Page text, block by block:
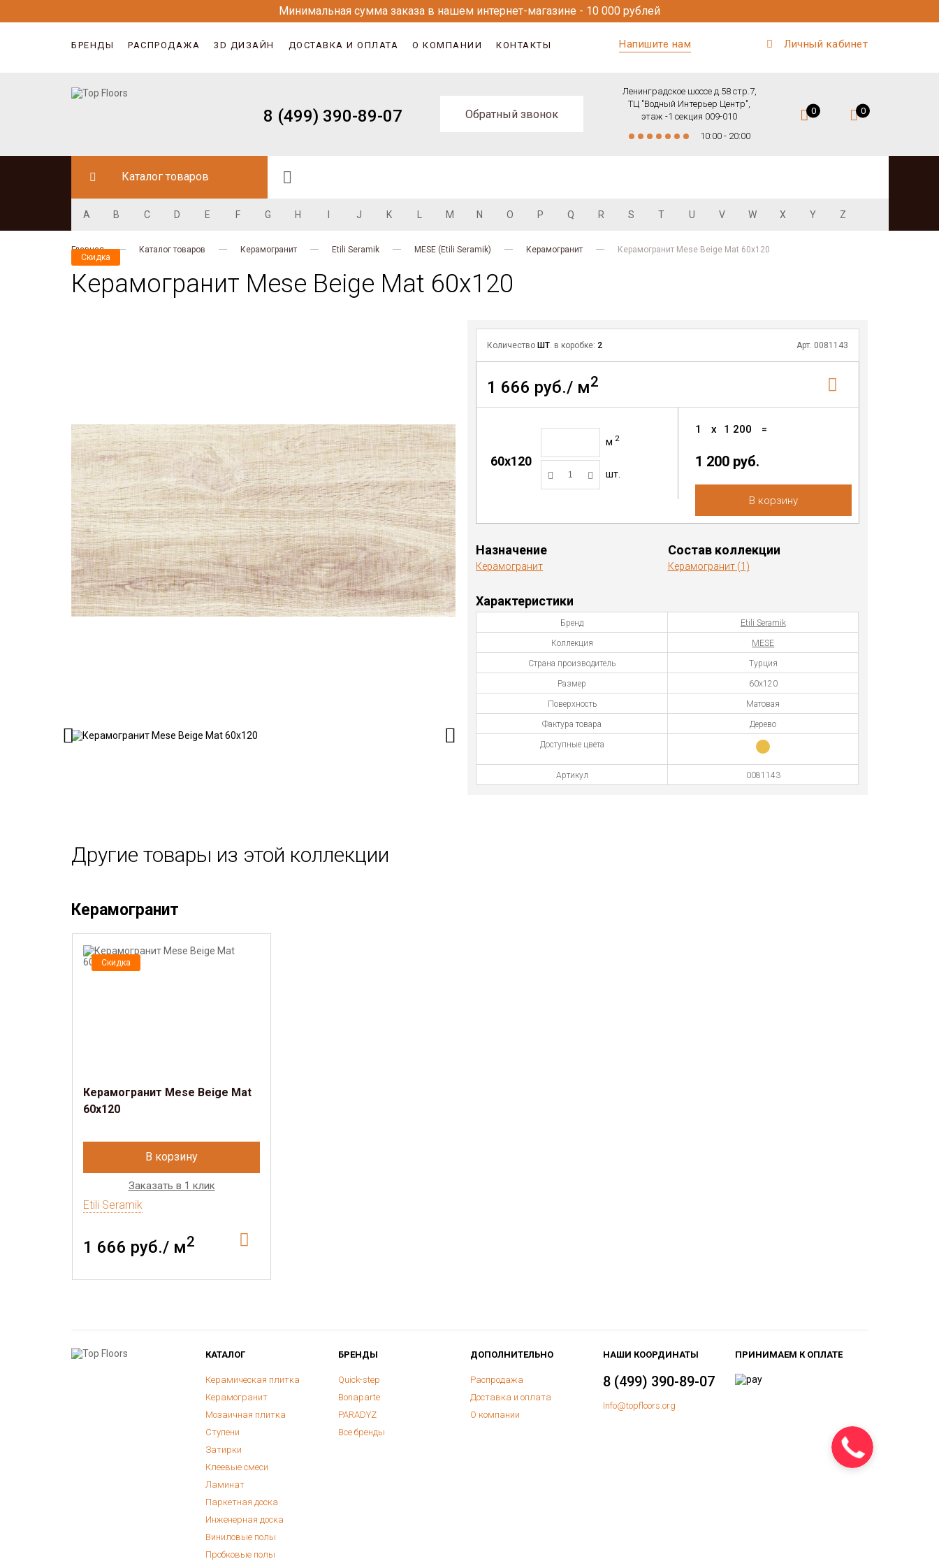
Минимальная сумма заказа в нашем интернет-магазине - 10 000 рублей
БРЕНДЫ РАСПРОДАЖА 3D ДИЗАЙН ДОСТАВКА И ОПЛАТА О КОМПАНИИ КОНТАКТЫ Напишите нам Личный кабинет
8 (499) 390-89-07 Обратный звонок
Ленинградское шоссе д.58 стр.7,
ТЦ "Водный Интерьер Центр",
этаж -1 секция 009-010
10:00 - 20:00
0 0
Каталог товаров
A B C D E F G H J K M N O P Q R S T U V W X Y Z
Главная Каталог товаров Керамогранит Etili Seramik MESE (Etili Seramik) Керамогранит Керамогранит Mese Beige Mat 60x120
Керамогранит Mese Beige Mat 60x120
Скидка
Количество ШТ. в коробке: 2 Арт. 0081143
1 666 руб./ м2
60x120
м 2
шт.
1 x 1 200 =
1 200 руб.
В корзину
Назначение
Керамогранит
Состав коллекции
Керамогранит (1)
Характеристики
Бренд Etili Seramik
Коллекция MESE
Страна производитель Турция
Размер 60x120
Поверхность Матовая
Фактура товара Дерево
Доступные цвета
Артикул 0081143
Другие товары из этой коллекции
Керамогранит
Скидка
Керамогранит Mese Beige Mat
60x120
В корзину
Заказать в 1 клик
Etili Seramik
1 666 руб./ м2
КАТАЛОГ
Керамическая плитка
Керамогранит
Мозаичная плитка
Ступени
Затирки
Клеевые смеси
Ламинат
Паркетная доска
Инженерная доска
Виниловые полы
Пробковые полы
БРЕНДЫ
Quick-step
Bonaparte
PARADYZ
Все бренды
ДОПОЛНИТЕЛЬНО
Распродажа
Доставка и оплата
О компании
НАШИ КООРДИНАТЫ
8 (499) 390-89-07
Info@topfloors.org
ПРИНИМАЕМ К ОПЛАТЕ